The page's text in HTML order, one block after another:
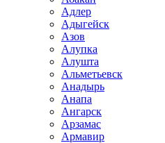
Адлер
Адыгейск
Азов
Алупка
Алушта
Альметьевск
Анадырь
Анапа
Ангарск
Арзамас
Армавир